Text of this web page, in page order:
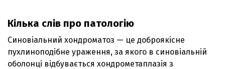
Кілька слів про патологію
Синовіальний хондроматоз — це доброякісне
пухлиноподібне ураження, за якого в синовіальній
оболонці відбувається хондрометаплазія з